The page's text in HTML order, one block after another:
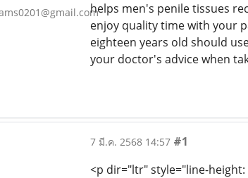
helps men's penile tissues
enjoy quality time with your
eighteen years old should
your doctor's advice when
7 มี.ค. 2568 14:57 #1
<p dir="ltr" style="line-